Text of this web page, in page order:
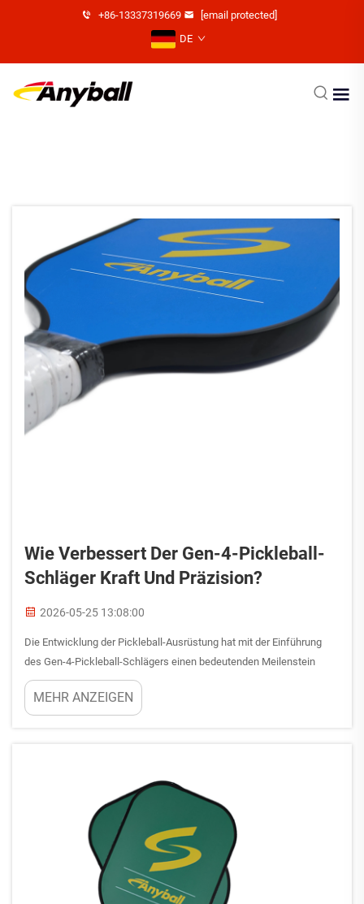
+86-13337319669
[email protected]
DE
Wie Verbessert Der Gen-4-Pickleball-
Schläger Kraft Und Präzision?
2026-05-25 13:08:00
Die Entwicklung der Pickleball-Ausrüstung hat mit der Einführung
des Gen-4-Pickleball-Schlägers einen bedeutenden Meilenstein
erreicht – ein Design, das grundlegend verändert, wie Spieler auf
dem Platz Kraft entfalten und ihre Schlagpräzision bewahren. Im
MEHR ANZEIGEN